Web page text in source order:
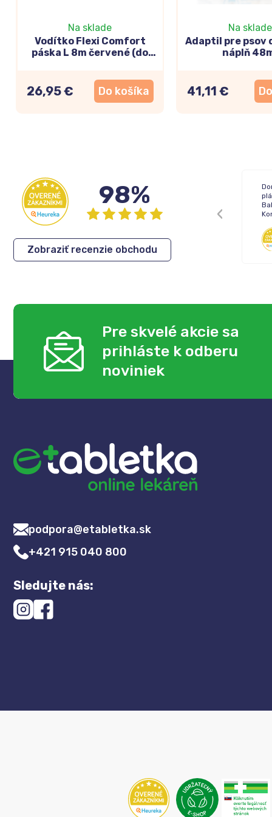
Na sklade
Vodítko Flexi Comfort
páska L 8m červené (do
26,95 € Do košíka
Na sklade
Adaptil pre psov
náplň
41,11 €
98%
Zobraziť recenzie obchodu
Žiadne !
Pre skvelé akcie sa
prihláste k odberu
noviniek
podpora@etabletka.sk
+421 915 040 800
Sledujte nás: